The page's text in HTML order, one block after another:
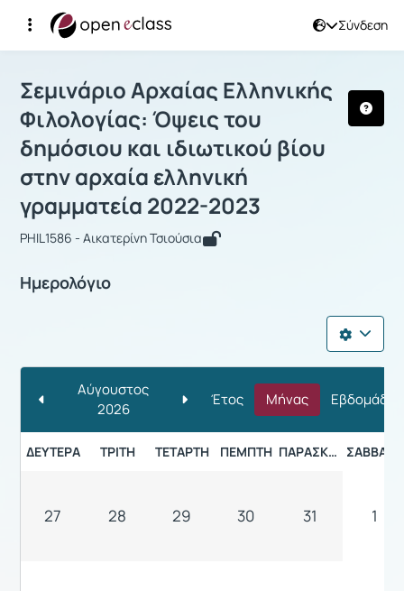
Σύνδεση
Μάθημα : Σεμινάριο Αρχαίας
Σεμινάριο Αρχαίας Ελληνικής
Φιλολογίας: Όψεις του
δημόσιου και ιδιωτικού βίου
στην αρχαία ελληνική
γραμματεία 2022-2023
PHIL1586 - Αικατερίνη Τσιούσια
Ημερολόγιο
Αύγουστος
2026
Έτος Μήνας Εβδομάδα
ΔΕΥΤΈΡΑ ΤΡΊΤΗ ΤΕΤΆΡΤΗ ΠΈΜΠΤΗ ΠΑΡΑΣΚΕΥΉ ΣΆΒΒΑΤΟ
27 28 29 30 31 1